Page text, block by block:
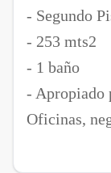
- Segundo
- 253 mts2
- 1 baño
- Apropiado
Oficinas,